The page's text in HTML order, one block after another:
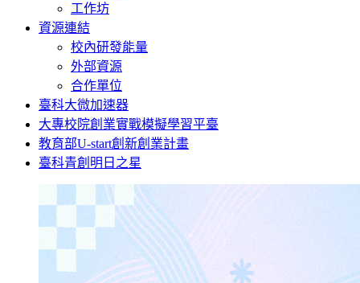
工作坊
資源連結
校內研發能量
外部資源
合作單位
臺科大微加速器
大專校院創業實戰模擬學習平臺
教育部U-start創新創業計畫
臺科青創明日之星